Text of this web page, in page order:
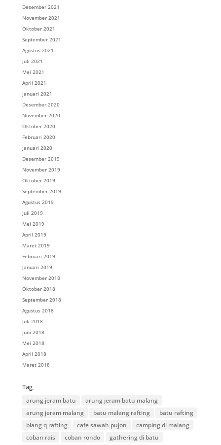
Desember 2021
November 2021
Oktober 2021
September 2021
Agustus 2021
Juli 2021
Mei 2021
April 2021
Januari 2021
Desember 2020
November 2020
Oktober 2020
Februari 2020
Januari 2020
Desember 2019
November 2019
Oktober 2019
September 2019
Agustus 2019
Juli 2019
Mei 2019
April 2019
Maret 2019
Februari 2019
Januari 2019
November 2018
Oktober 2018
September 2018
Agustus 2018
Juli 2018
Juni 2018
Mei 2018
April 2018
Maret 2018
Tag
arung jeram batu
arung jeram batu malang
arung jeram malang
batu malang rafting
batu rafting
blang q rafting
cafe sawah pujon
camping di malang
coban rais
coban rondo
gathering di batu